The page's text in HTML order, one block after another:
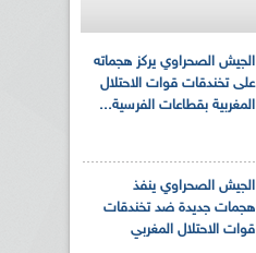
الجيش الصحراوي يركز هجماته
على تخندقات قوات الاحتلال
المغربية بقطاعات الفرسية...
الجيش الصحراوي ينفذ
هجمات جديدة ضد تخندقات
قوات الاحتلال المغربي